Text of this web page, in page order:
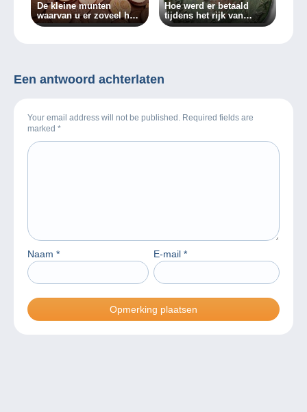
De kleine munten
waarvan u er zoveel hebt
kunnen binnenkort een
Hoe werd er betaald
tijdens het rijk van
Nero?
Een antwoord achterlaten
Your email address will not be published. Required fields are
marked *
Naam * E-mail *